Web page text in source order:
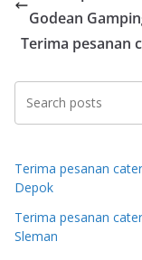
Godean
Terima pesanan
Terima pesanan
Depok
Terima pesanan
Sleman